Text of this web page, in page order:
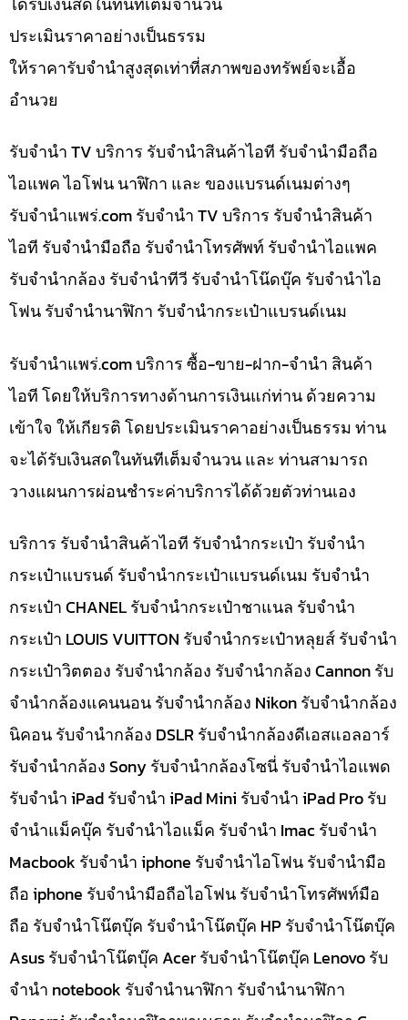
ประเมินราคาอย่างเป็นธรรม
ให้ราคารับจำนำสูงสุดเท่าที่สภาพของทรัพย์จะเอื้อ
อำนวย
รับจำนำ TV บริการ รับจำนำสินค้าไอที รับจำนำมือถือ
ไอแพค ไอโฟน นาฬิกา และ ของแบรนด์เนมต่างๆ
รับจํานําแพร่.com รับจำนำ TV บริการ รับจำนำสินค้า
ไอที รับจำนำมือถือ รับจำนำโทรศัพท์ รับจำนำไอแพค
รับจำนำกล้อง รับจำนำทีวี รับจำนำโน๊ดบุ๊ค รับจำนำไอ
โฟน รับจำนำนาฬิกา รับจำนำกระเป๋าแบรนด์เนม
รับจํานําแพร่.com บริการ ซื้อ-ขาย-ฝาก-จำนำ สินค้า
ไอที โดยให้บริการทางด้านการเงินแก่ท่าน ด้วยความ
เข้าใจ ให้เกียรติ โดยประเมินราคาอย่างเป็นธรรม ท่าน
จะได้รับเงินสดในทันทีเต็มจำนวน และ ท่านสามารถ
วางแผนการผ่อนชำระค่าบริการได้ด้วยตัวท่านเอง
บริการ รับจำนำสินค้าไอที รับจำนำกระเป๋า รับจำนำ
กระเป๋าแบรนด์ รับจำนำกระเป๋าแบรนด์เนม รับจำนำ
กระเป๋า CHANEL รับจำนำกระเป๋าชาแนล รับจำนำ
กระเป๋า LOUIS VUITTON รับจำนำกระเป๋าหลุยส์ รับจำนำ
กระเป๋าวิตตอง รับจำนำกล้อง รับจำนำกล้อง Cannon รับ
จำนำกล้องแคนนอน รับจำนำกล้อง Nikon รับจำนำกล้อง
นิคอน รับจำนำกล้อง DSLR รับจำนำกล้องดีเอสแอลอาร์
รับจำนำกล้อง Sony รับจำนำกล้องโซนี่ รับจำนำไอแพด
รับจำนำ iPad รับจำนำ iPad Mini รับจำนำ iPad Pro รับ
จำนำแม็คบุ๊ค รับจำนำไอแม็ค รับจำนำ Imac รับจำนำ
Macbook รับจำนำ iphone รับจำนำไอโฟน รับจำนำมือ
ถือ iphone รับจำนำมือถือไอโฟน รับจำนำโทรศัพท์มือ
ถือ รับจำนำโน๊ตบุ๊ค รับจำนำโน๊ตบุ๊ค HP รับจำนำโน๊ตบุ๊ค
Asus รับจำนำโน๊ตบุ๊ค Acer รับจำนำโน๊ตบุ๊ค Lenovo รับ
จำนำ notebook รับจำนำนาฬิกา รับจำนำนาฬิกา